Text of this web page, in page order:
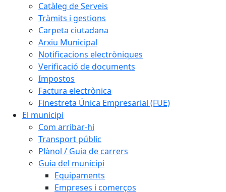
Catàleg de Serveis
Tràmits i gestions
Carpeta ciutadana
Arxiu Municipal
Notificacions electròniques
Verificació de documents
Impostos
Factura electrònica
Finestreta Única Empresarial (FUE)
El municipi
Com arribar-hi
Transport públic
Plànol / Guia de carrers
Guia del municipi
Equipaments
Empreses i comerços